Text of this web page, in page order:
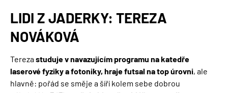
LIDI Z JADERKY: TEREZA
NOVÁKOVÁ
Terezastuduje v navazujícím programu na katedře
laserové fyziky a fotoniky, hraje futsal na top úrovni, ale
hlavně: pořád se směje a šíří kolem sebe dobrou